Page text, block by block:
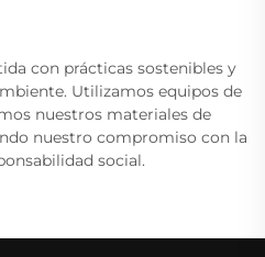
con prácticas sostenibles y
Utilizamos equipos de
nuestros materiales de
nuestro compromiso con la
social.